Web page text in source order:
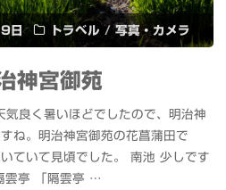
日 トラベル / 写真・カメラ
神宮御苑
良く暑いほどでしたので、明治神
ね。明治神宮御苑の花菖蒲田で
ていて見頃でした。 南池 少しです
雲亭 「隔雲亭 …